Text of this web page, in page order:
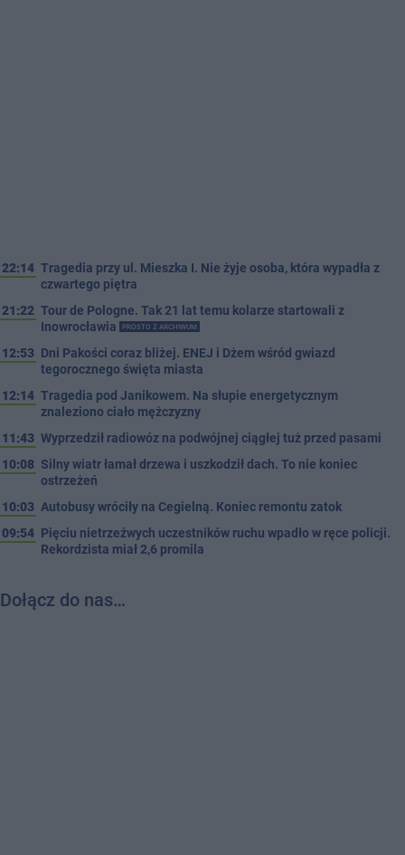
22:14 Tragedia przy ul. Mieszka I. Nie żyje osoba, która wypadła z
czwartego piętra
21:22 Tour de Pologne. Tak 21 lat temu kolarze startowali z
Inowrocławia
PROSTO Z ARCHIWUM
12:53 Dni Pakości coraz bliżej. ENEJ i Dżem wśród gwiazd
tegorocznego święta miasta
12:14 Tragedia pod Janikowem. Na słupie energetycznym
znaleziono ciało mężczyzny
11:43 Wyprzedził radiowóz na podwójnej ciągłej tuż przed pasami
10:08 Silny wiatr łamał drzewa i uszkodził dach. To nie koniec
ostrzeżeń
10:03 Autobusy wróciły na Cegielną. Koniec remontu zatok
09:54 Pięciu nietrzeźwych uczestników ruchu wpadło w ręce policji.
Rekordzista miał 2,6 promila
Dołącz do nas…